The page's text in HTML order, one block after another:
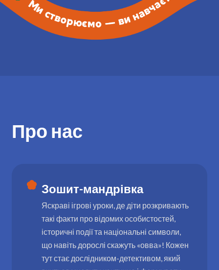
Про нас
Зошит-мандрівка
Яскраві ігрові уроки, де діти розкривають
такі факти про відомих особистостей,
історичні події та національні символи,
що навіть дорослі скажуть «овва»! Кожен
тут стає дослідником-детективом, який